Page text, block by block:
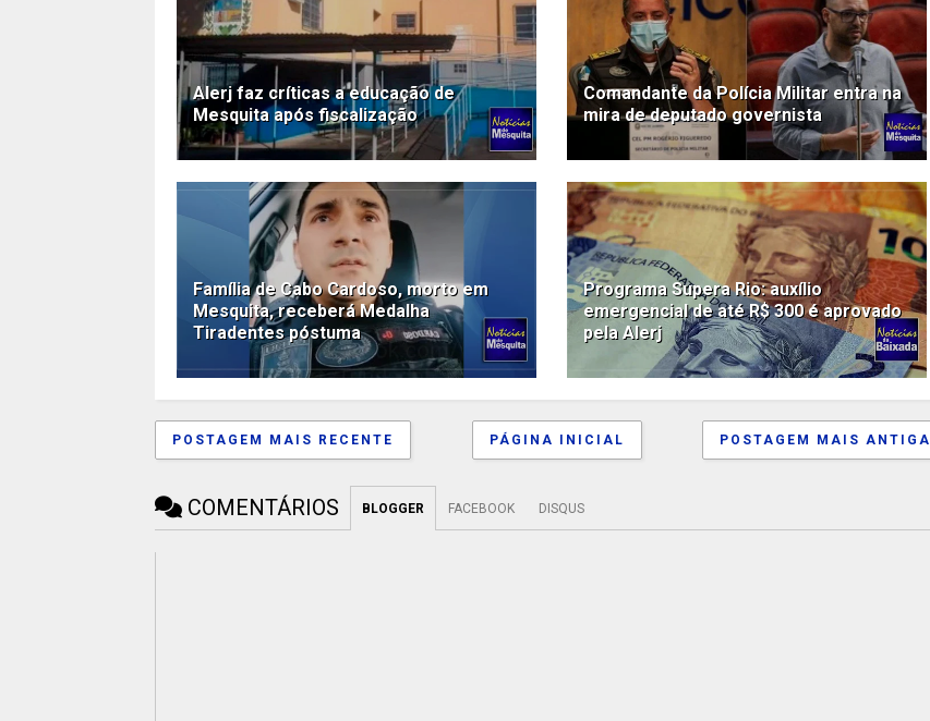
Alerj faz críticas a educação de
Mesquita após fiscalização
Comandante da Polícia Militar entra na
mira de deputado governista
Família de Cabo Cardoso, morto em
Mesquita, receberá Medalha
Tiradentes póstuma
Programa Supera Rio: auxílio
emergencial de até R$ 300 é aprovado
pela Alerj
POSTAGEM MAIS RECENTE POSTAGEM MAIS ANTIGA
PÁGINA INICIAL
COMENTÁRIOS BLOGGER FACEBOOK DISQUS